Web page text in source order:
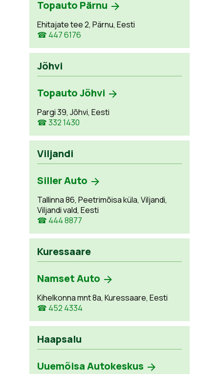
Topauto Pärnu
Ehitajate tee 2, Pärnu, Eesti
☎ 447 6176
Jõhvi
Topauto Jõhvi
Pargi 39, Jõhvi, Eesti
☎ 332 1430
Viljandi
Siller Auto
Tallinna 86, Peetrimõisa küla, Viljandi,
Viljandi vald, Eesti
☎ 444 8877
Kuressaare
Namset Auto
Kihelkonna mnt 8a, Kuressaare, Eesti
☎ 452 4334
Haapsalu
Uuemõisa Autokeskus